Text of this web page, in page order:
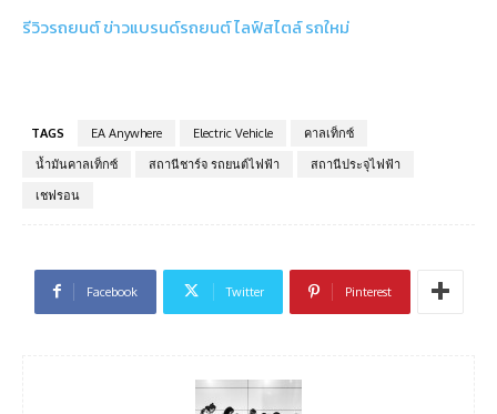
รีวิวรถยนต์ข่าวแบรนด์รถยนต์ไลฟ์สไตล์รถใหม่
TAGS EA Anywhere Electric Vehicle
คาลเท็กซ์
น้ำมันคาลเท็กซ์
สถานีชาร์จ รถยนต์ไฟฟ้า
สถานีประจุไฟฟ้า
เชฟรอน
Facebook Twitter Pinterest